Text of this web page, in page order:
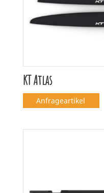
KT Atlas
Anfrageartikel